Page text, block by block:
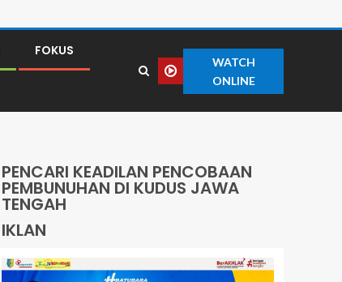
FOKUS
WATCH
ONLINE
PENCARI KEADILAN PENCOBAAN
PEMBUNUHAN DI KUDUS JAWA
TENGAH
IKLAN